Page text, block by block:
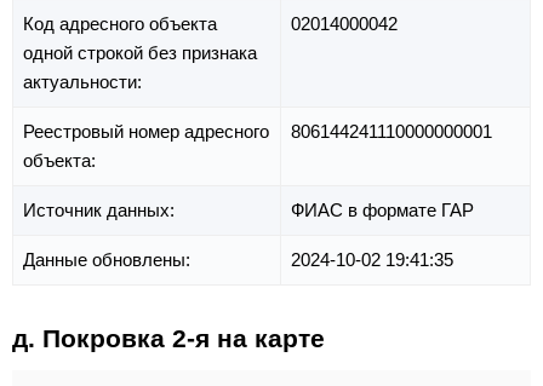
Код адресного объекта
одной строкой без признака
актуальности:
02014000042
Реестровый номер адресного
объекта:
806144241110000000001
Источник данных: ФИАС в формате ГАР
Данные обновлены: 2024-10-02 19:41:35
д. Покровка 2-я на карте